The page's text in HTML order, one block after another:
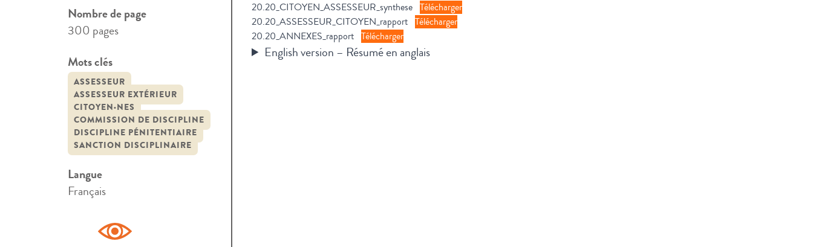
20.20_CITOYEN_ASSESSEUR_synthese Télécharger
20.20_ASSESSEUR_CITOYEN_rapport Télécharger
20.20_ANNEXES_rapport Télécharger
English version – Résumé en anglais
Nombre de page
300 pages
Mots clés
ASSESSEUR
ASSESSEUR EXTÉRIEUR
CITOYEN·NES
COMMISSION DE DISCIPLINE
DISCIPLINE PÉNITENTIAIRE
SANCTION DISCIPLINAIRE
Langue
Français